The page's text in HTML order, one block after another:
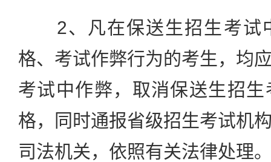
2、凡在保送生招生考试
格、考试作弊行为的考生，均
考试中作弊，取消保送生招
格，同时通报省级招生考试机
司法机关，依照有关法律处理